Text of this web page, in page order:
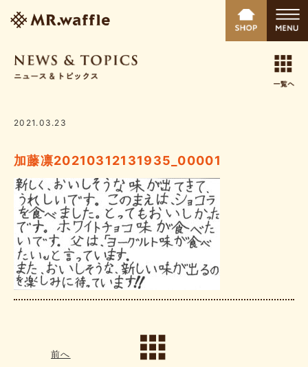
2021.03.23
加藤凛20210312131935_00001
前へ